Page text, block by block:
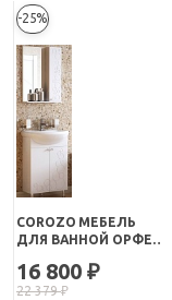
-25%
COROZO МЕБЕЛЬ
ДЛЯ ВАННОЙ ОРФЕЙ
16 800 ₽
22 379₽